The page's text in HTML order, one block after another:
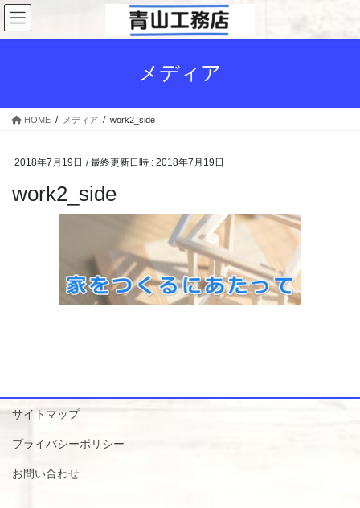
コ
ン
テ
ス
ナ
ビ
ゲ
ン
メディア
HOME メディア work2_side
2018年7月19日 / 最終更新日時 : 2018年7月19日
work2_side
サイトマップ
プライバシーポリシー
お問い合わせ